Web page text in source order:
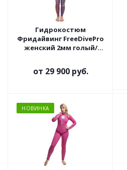
Гидрокостюм
Фридайвинг FreeDivePro
женский 2мм голый/
от 29 900 руб.
НОВИНКА